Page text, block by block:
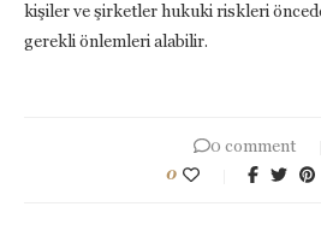
kişiler ve şirketler hukuki riskleri
gerekli önlemleri alabilir.
0 comment
0